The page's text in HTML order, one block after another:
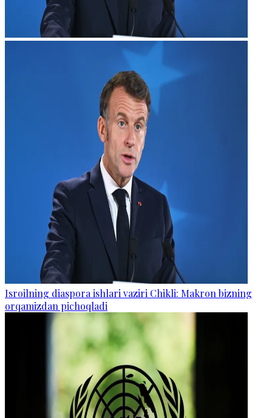
Isroilning diaspora ishlari vaziri Chikli: Makron bizning
orqamizdan pichoqladi